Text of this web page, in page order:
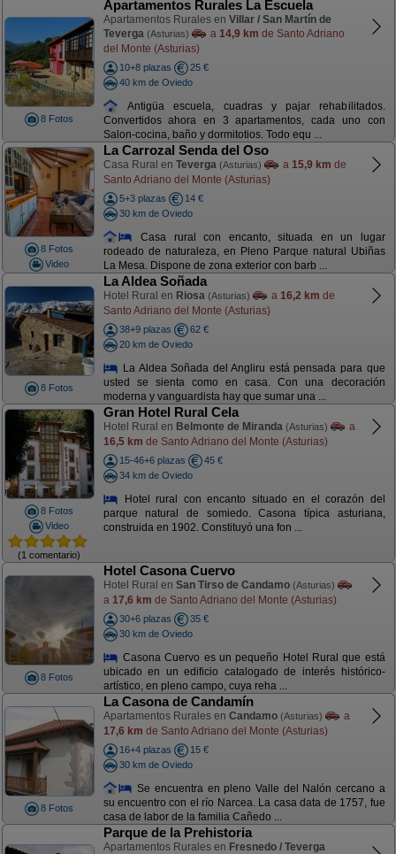
8 Fotos
Apartamentos Rurales La Escuela
Apartamentos Rurales en Villar / San Martín de
Teverga (Asturias) a 14,9 km de Santo Adriano
del Monte (Asturias)
10+8 plazas
25 €
40 km de Oviedo
Antigüa escuela, cuadras y pajar rehabilitados.
Convertidos ahora en 3 apartamentos, cada uno con
Salon-cocina, baño y dormitotios. Todo equ ...
8 Fotos
Video
La Carrozal Senda del Oso
Casa Rural en Teverga (Asturias) a 15,9 km de
Santo Adriano del Monte (Asturias)
5+3 plazas
14 €
30 km de Oviedo
Casa rural con encanto, situada en un lugar
rodeado de naturaleza, en Pleno Parque natural Ubiñas
La Mesa. Dispone de zona exterior con barb ...
8 Fotos
La Aldea Soñada
Hotel Rural en Riosa (Asturias) a 16,2 km de
Santo Adriano del Monte (Asturias)
38+9 plazas
62 €
20 km de Oviedo
La Aldea Soñada del Angliru está pensada para que
usted se sienta como en casa. Con una decoración
moderna y vanguardista hay que sumar una ...
8 Fotos
Video
(1 comentario)
Gran Hotel Rural Cela
Hotel Rural en Belmonte de Miranda (Asturias)
a
16,5 km de Santo Adriano del Monte (Asturias)
15-46+6 plazas
45 €
34 km de Oviedo
Hotel rural con encanto situado en el corazón del
parque natural de somiedo. Casona típica asturiana,
construida en 1902. Constituyó una fon ...
8 Fotos
Hotel Casona Cuervo
Hotel Rural en San Tirso de Candamo (Asturias)
a 17,6 km de Santo Adriano del Monte (Asturias)
30+6 plazas
35 €
30 km de Oviedo
Casona Cuervo es un pequeño Hotel Rural que está
ubicado en un edificio catalogado de interés histórico-
artístico, en pleno campo, cuya reha ...
8 Fotos
La Casona de Candamín
Apartamentos Rurales en Candamo (Asturias)
a
17,6 km de Santo Adriano del Monte (Asturias)
16+4 plazas
15 €
30 km de Oviedo
Se encuentra en pleno Valle del Nalón cercano a
su encuentro con el río Narcea. La casa data de 1757, fue
casa de labor de la familia Cañedo ...
Parque de la Prehistoria
Apartamentos Rurales en Fresnedo / Teverga